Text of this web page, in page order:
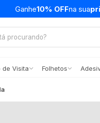
Ganhe10% OFFna sua
de Visita Folhetos